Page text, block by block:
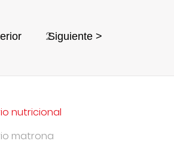
2Siguiente >
nutricional
matrona